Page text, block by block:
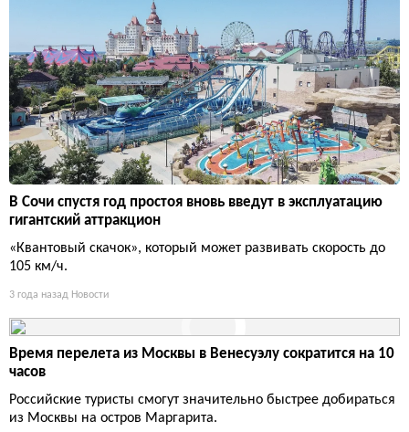
В Сочи спустя год простоя вновь введут в эксплуатацию
гигантский аттракцион
«Квантовый скачок», который может развивать скорость до
105 км/ч.
3 года назад Новости
Время перелета из Москвы в Венесуэлу сократится на 10
часов
Российские туристы смогут значительно быстрее добираться
из Москвы на остров Маргарита.